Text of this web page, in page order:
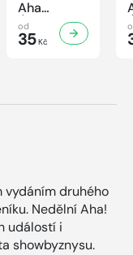
Aha
Úsporná
kuchařka
od
35Kč
vydáním druhého
Nedělní Aha!
událostí i
showbyznysu.